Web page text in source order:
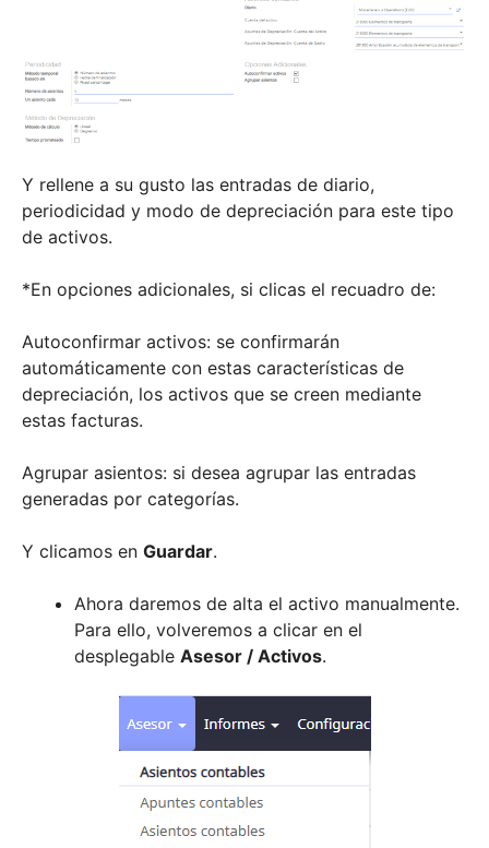
Y rellene a su gusto las entradas de diario,
periodicidad y modo de depreciación para este tipo
de activos.
*En opciones adicionales, si clicas el recuadro de:
Autoconfirmar activos: se confirmarán
automáticamente con estas características de
depreciación, los activos que se creen mediante
estas facturas.
Agrupar asientos: si desea agrupar las entradas
generadas por categorías.
Y clicamos en Guardar.
Ahora daremos de alta el activo manualmente.
Para ello, volveremos a clicar en el
desplegable Asesor / Activos.